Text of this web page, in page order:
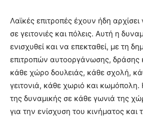
Λαϊκές επιτροπές έχουν ήδη
σε γειτονιές και πόλεις. Αυτή η
ενισχυθεί και να επεκταθεί, με τη
επιτροπών αυτοοργάνωσης, δράσης
κάθε χώρο δουλειάς, κάθε σχολή,
γειτονιά, κάθε χωριό και
της δυναμικής σε κάθε γωνιά της
για την ενίσχυση του κινήματος και